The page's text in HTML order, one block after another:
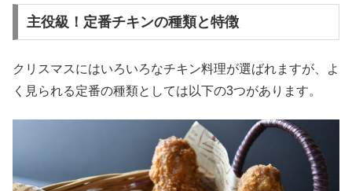
主役級！定番チキンの種類と特徴
クリスマスにはいろいろなチキン料理が選ばれますが、よ
く見られる定番の種類としては以下の3つがあります。